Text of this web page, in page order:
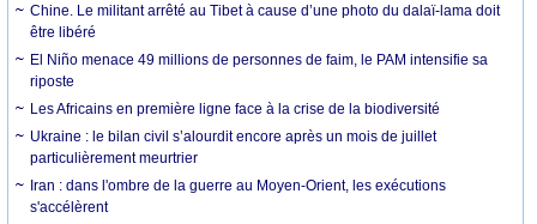
Chine. Le militant arrêté au Tibet à cause d’une photo du dalaï-lama doit
être libéré
El Niño menace 49 millions de personnes de faim, le PAM intensifie sa
riposte
Les Africains en première ligne face à la crise de la biodiversité
Ukraine : le bilan civil s’alourdit encore après un mois de juillet
particulièrement meurtrier
Iran : dans l'ombre de la guerre au Moyen-Orient, les exécutions
s'accélèrent